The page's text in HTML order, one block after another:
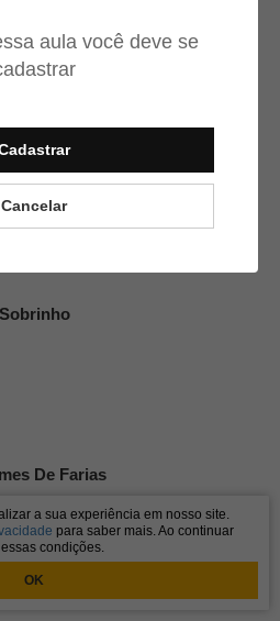
aula você deve se
Cancelar
comprar
De Oliveira
De Farias
a sua experiência em nosso site.
para saber mais. Ao continuar
condições.
OK